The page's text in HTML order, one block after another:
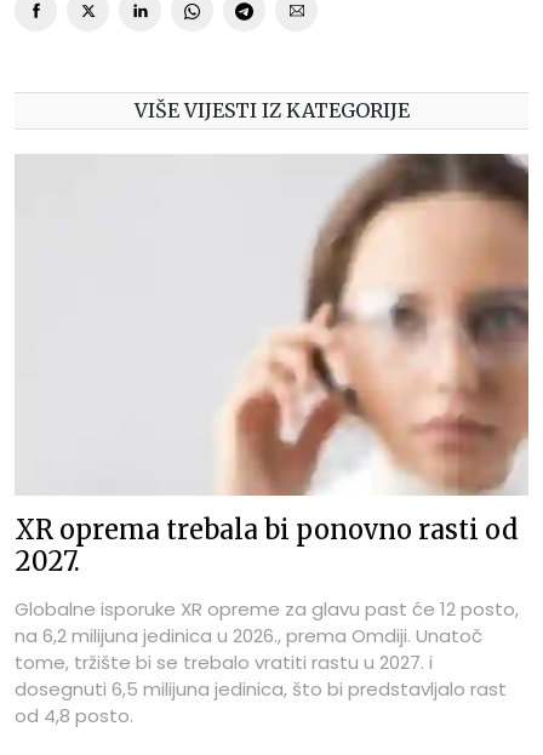
VIŠE VIJESTI IZ KATEGORIJE
XR oprema trebala bi ponovno rasti od
2027.
Globalne isporuke XR opreme za glavu past će 12 posto,
na 6,2 milijuna jedinica u 2026., prema Omdiji. Unatoč
tome, tržište bi se trebalo vratiti rastu u 2027. i
dosegnuti 6,5 milijuna jedinica, što bi predstavljalo rast
od 4,8 posto.